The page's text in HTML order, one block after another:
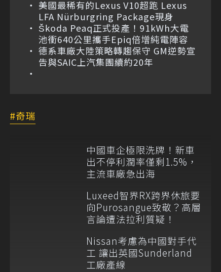
美國最稀有的Lexus V10超跑 Lexus
LFA Nürburgring Package現身
Škoda Peaq正式投產！91kWh大電
池衝640公里攜手Epiq倍增純電陣容
德系車廠大陸策略轉趨保守 GM逆勢宣
告與SAIC上汽集團續約20年
奇瑞
中國車企極限洗牌！新車
出不停利潤率僅剩1.5%，
主流車廠急出海
Luxeed智界RX跨界休旅要
向Purosangue致敬？高層
言論遭法拉利質疑！
Nissan考慮為中國對手代
工 讓出英國Sunderland
工廠產線